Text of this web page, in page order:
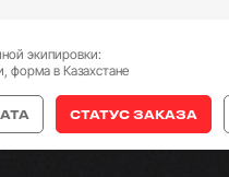
экипировки:
форма в Казахстане
СТАТУС ЗАКАЗА